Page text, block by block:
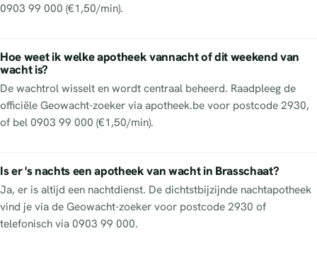
0903 99 000 (€1,50/min).
Hoe weet ik welke apotheek vannacht of dit weekend van
wacht is?
De wachtrol wisselt en wordt centraal beheerd. Raadpleeg de
officiële Geowacht-zoeker via apotheek.be voor postcode 2930,
of bel 0903 99 000 (€1,50/min).
Is er 's nachts een apotheek van wacht in Brasschaat?
Ja, er is altijd een nachtdienst. De dichtstbijzijnde nachtapotheek
vind je via de Geowacht-zoeker voor postcode 2930 of
telefonisch via 0903 99 000.